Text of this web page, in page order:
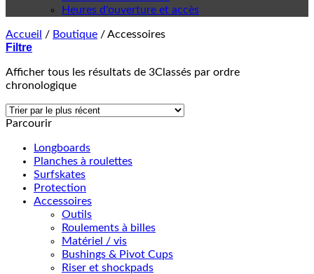
Heures d'ouverture et accès
Accueil / Boutique /Accessoires
Filtre
Afficher tous les résultats de 3Classés par ordre
chronologique
Parcourir
Longboards
Planches à roulettes
Surfskates
Protection
Accessoires
Outils
Roulements à billes
Matériel / vis
Bushings & Pivot Cups
Riser et shockpads